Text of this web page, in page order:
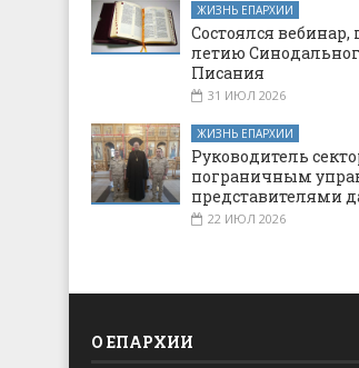
ЖИЗНЬ ЕПАРХИИ
Состоялся
летию
Писания
31 ИЮЛ 2026
ЖИЗНЬ ЕПАРХИИ
Руководитель
пограничным
представителями
22 ИЮЛ 2026
О ЕПАРХИИ